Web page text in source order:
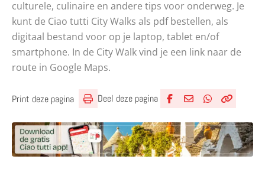
culturele, culinaire en andere tips voor onderweg. Je
kunt de Ciao tutti City Walks als pdf bestellen, als
digitaal bestand voor op je laptop, tablet en/of
smartphone. In de City Walk vind je een link naar de
route in Google Maps.
Print deze pagina Deel deze pagina